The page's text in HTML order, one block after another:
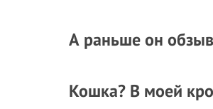
А раньше он
Кошка? В моей